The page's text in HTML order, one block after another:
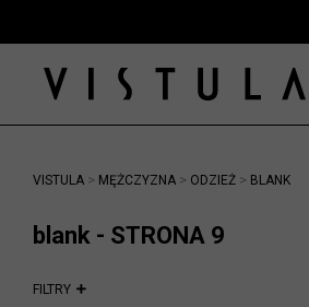
VISTULA > MĘŻCZYZNA > ODZIEŻ > BLANK
blank - STRONA 9
FILTRY